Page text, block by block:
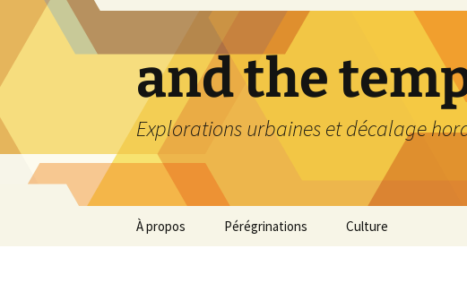
contenu
and the
Explorations urbaines et décalage
À propos Pérégrinations Culture